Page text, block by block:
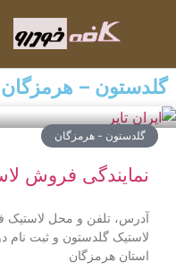
گلدستون – هرمزگان
گلدستون - هرمزگان
نمایندگی فروش
آدرس، تلفن و محل
لاستیک گلدستون و ثبت نام
استان هرمزگان